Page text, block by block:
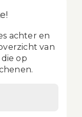
achter en
van
op